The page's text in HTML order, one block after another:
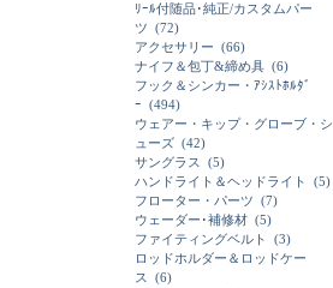
ﾘｰﾙ付随品･純正/カスタムパー
ツ (72)
アクセサリー (66)
ナイフ＆包丁&締め具 (6)
フック＆シンカー・ｱｼｽﾄﾎﾙﾀﾞ
ｰ (494)
ウェアー・キップ・グローブ・シ
ューズ (42)
サングラス
(5)
ハンドライト＆ヘッドライト
(5)
フローター・パーツ (7)
ウェーダー･補修材 (5)
ファイティングベルト
(3)
ロッドホルダー＆ロッドケー
ス
(6)